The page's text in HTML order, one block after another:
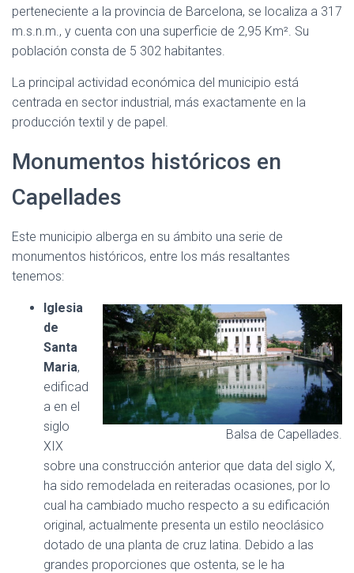
perteneciente a la provincia de Barcelona, se localiza a 317
m.s.n.m., y cuenta con una superficie de 2,95 Km². Su
población consta de 5 302 habitantes.
La principal actividad económica del municipio está
centrada en sector industrial, más exactamente en la
producción textil y de papel.
Monumentos históricos en
Capellades
Este municipio alberga en su ámbito una serie de
monumentos históricos, entre los más resaltantes
tenemos:
Balsa de Capellades.
Iglesia
de
Santa
Maria,
edificad
a en el
siglo
XIX
sobre una construcción anterior que data del siglo X,
ha sido remodelada en reiteradas ocasiones, por lo
cual ha cambiado mucho respecto a su edificación
original, actualmente presenta un estilo neoclásico
dotado de una planta de cruz latina. Debido a las
grandes proporciones que ostenta, se le ha